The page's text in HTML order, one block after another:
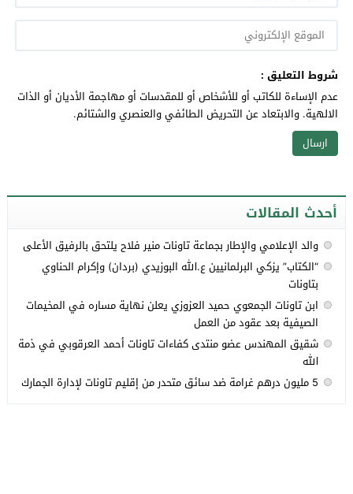
شروط التعليق :
عدم الإساءة للكاتب أو للأشخاص أو للمقدسات أو مهاجمة الأديان أو الذات
الالهية. والابتعاد عن التحريض الطائفي والعنصري والشتائم.
أحدث المقالات
والد الإعلامي والإطار بجماعة تاونات منير فلاح يلتحق بالرفيق الأعلى
“الكتاب” يزكي البرلمانيين ع.الله البوزيدي (بردان) وإكرام الحناوي
بتاونات
ابن تاونات الجمعوي حميد العزوزي يعلن نهاية مساره في المخيمات
الصيفية بعد عقود من العمل
شقيق المهندس عضو منتدى كفاءات تاونات أحمد العرقوبي في ذمة
الله
5 مليون درهم غرامة ضد سائق متحدر من إقليم تاونات لإدارة الجمارك